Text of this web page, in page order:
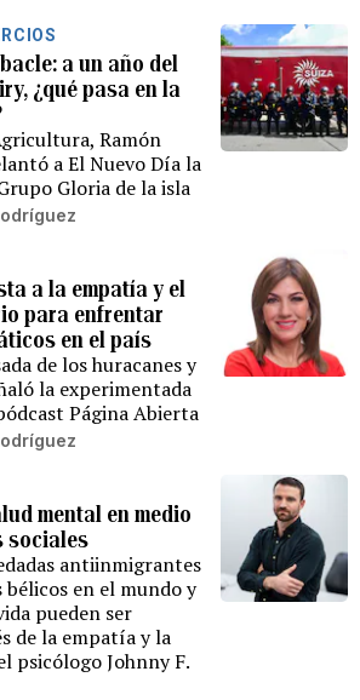
a un año del
¿qué pasa en la
Ramón
a El Nuevo Día la
Gloria de la isla
a la empatía y el
para enfrentar
en el país
de los huracanes y
la experimentada
Página Abierta
mental en medio
sociales
antiinmigrantes
en el mundo y
pueden ser
de la empatía y la
psicólogo Johnny F.